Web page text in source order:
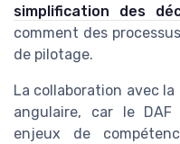
simplification des
comment des
de pilotage.
La collaboration avec
angulaire, car le
enjeux de